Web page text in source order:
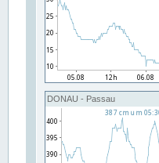
DONAU - Passau